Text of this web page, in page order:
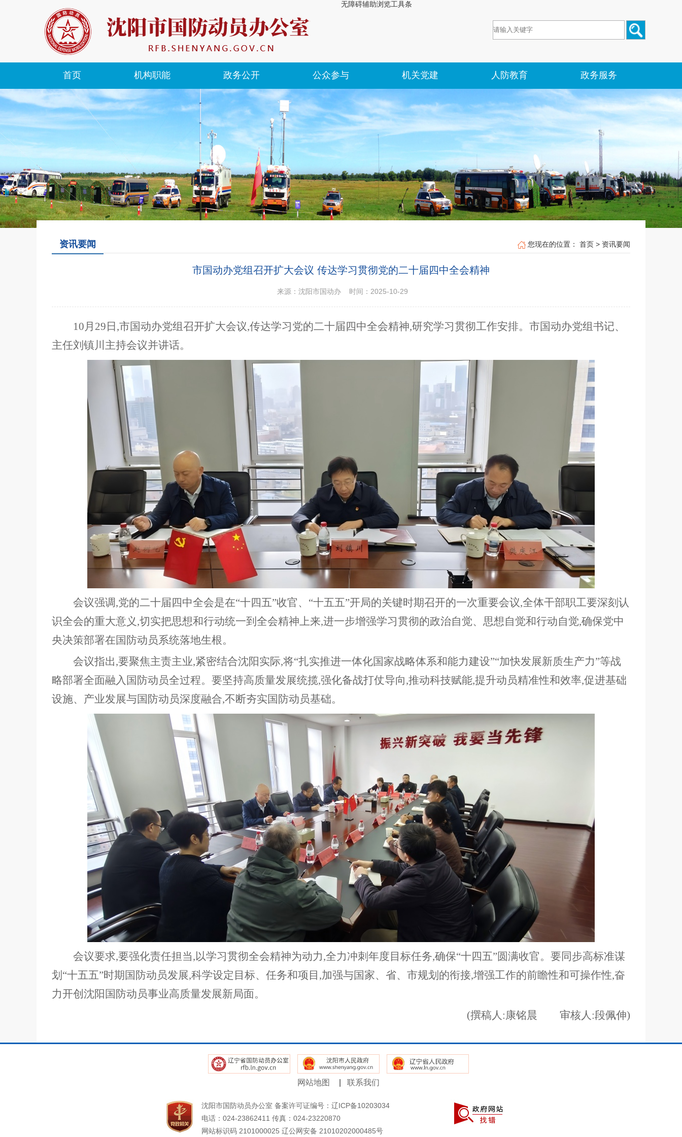
无障碍辅助浏览工具条
首页 机构职能 政务公开 公众参与 机关党建 人防教育 政务服务
资讯要闻 您现在的位置： 首页 > 资讯要闻
市国动办党组召开扩大会议 传达学习贯彻党的二十届四中全会精神
来源：沈阳市国动办 时间：2025-10-29
10月29日,市国动办党组召开扩大会议,传达学习党的二十届四中全会精神,研究学习贯彻工作安排。市国动办党组书记、
主任刘镇川主持会议并讲话。
会议强调,党的二十届四中全会是在“十四五”收官、“十五五”开局的关键时期召开的一次重要会议,全体干部职工要深刻认
识全会的重大意义,切实把思想和行动统一到全会精神上来,进一步增强学习贯彻的政治自觉、思想自觉和行动自觉,确保党中
央决策部署在国防动员系统落地生根。
会议指出,要聚焦主责主业,紧密结合沈阳实际,将“扎实推进一体化国家战略体系和能力建设”“加快发展新质生产力”等战
略部署全面融入国防动员全过程。要坚持高质量发展统揽,强化备战打仗导向,推动科技赋能,提升动员精准性和效率,促进基础
设施、产业发展与国防动员深度融合,不断夯实国防动员基础。
会议要求,要强化责任担当,以学习贯彻全会精神为动力,全力冲刺年度目标任务,确保“十四五”圆满收官。要同步高标准谋
划“十五五”时期国防动员发展,科学设定目标、任务和项目,加强与国家、省、市规划的衔接,增强工作的前瞻性和可操作性,奋
力开创沈阳国防动员事业高质量发展新局面。
(撰稿人:康铭晨 审核人:段佩伸)
网站地图 联系我们
沈阳市国防动员办公室 备案许可证编号：辽ICP备10203034
电话：024-23862411 传真：024-23220870
网站标识码 2101000025 辽公网安备 21010202000485号